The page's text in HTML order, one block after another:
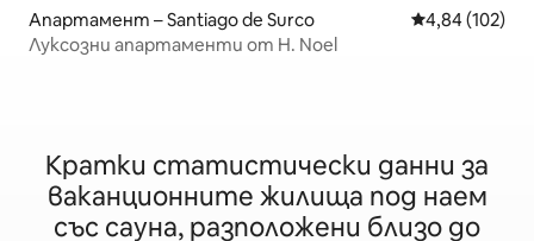
Апартамент – Santiago de Surco Средна
4,84 (102)
Луксозни апартаменти от H. Noel
Кратки статистически данни за
ваканционните жилища под наем
със сауна, разположени близо до